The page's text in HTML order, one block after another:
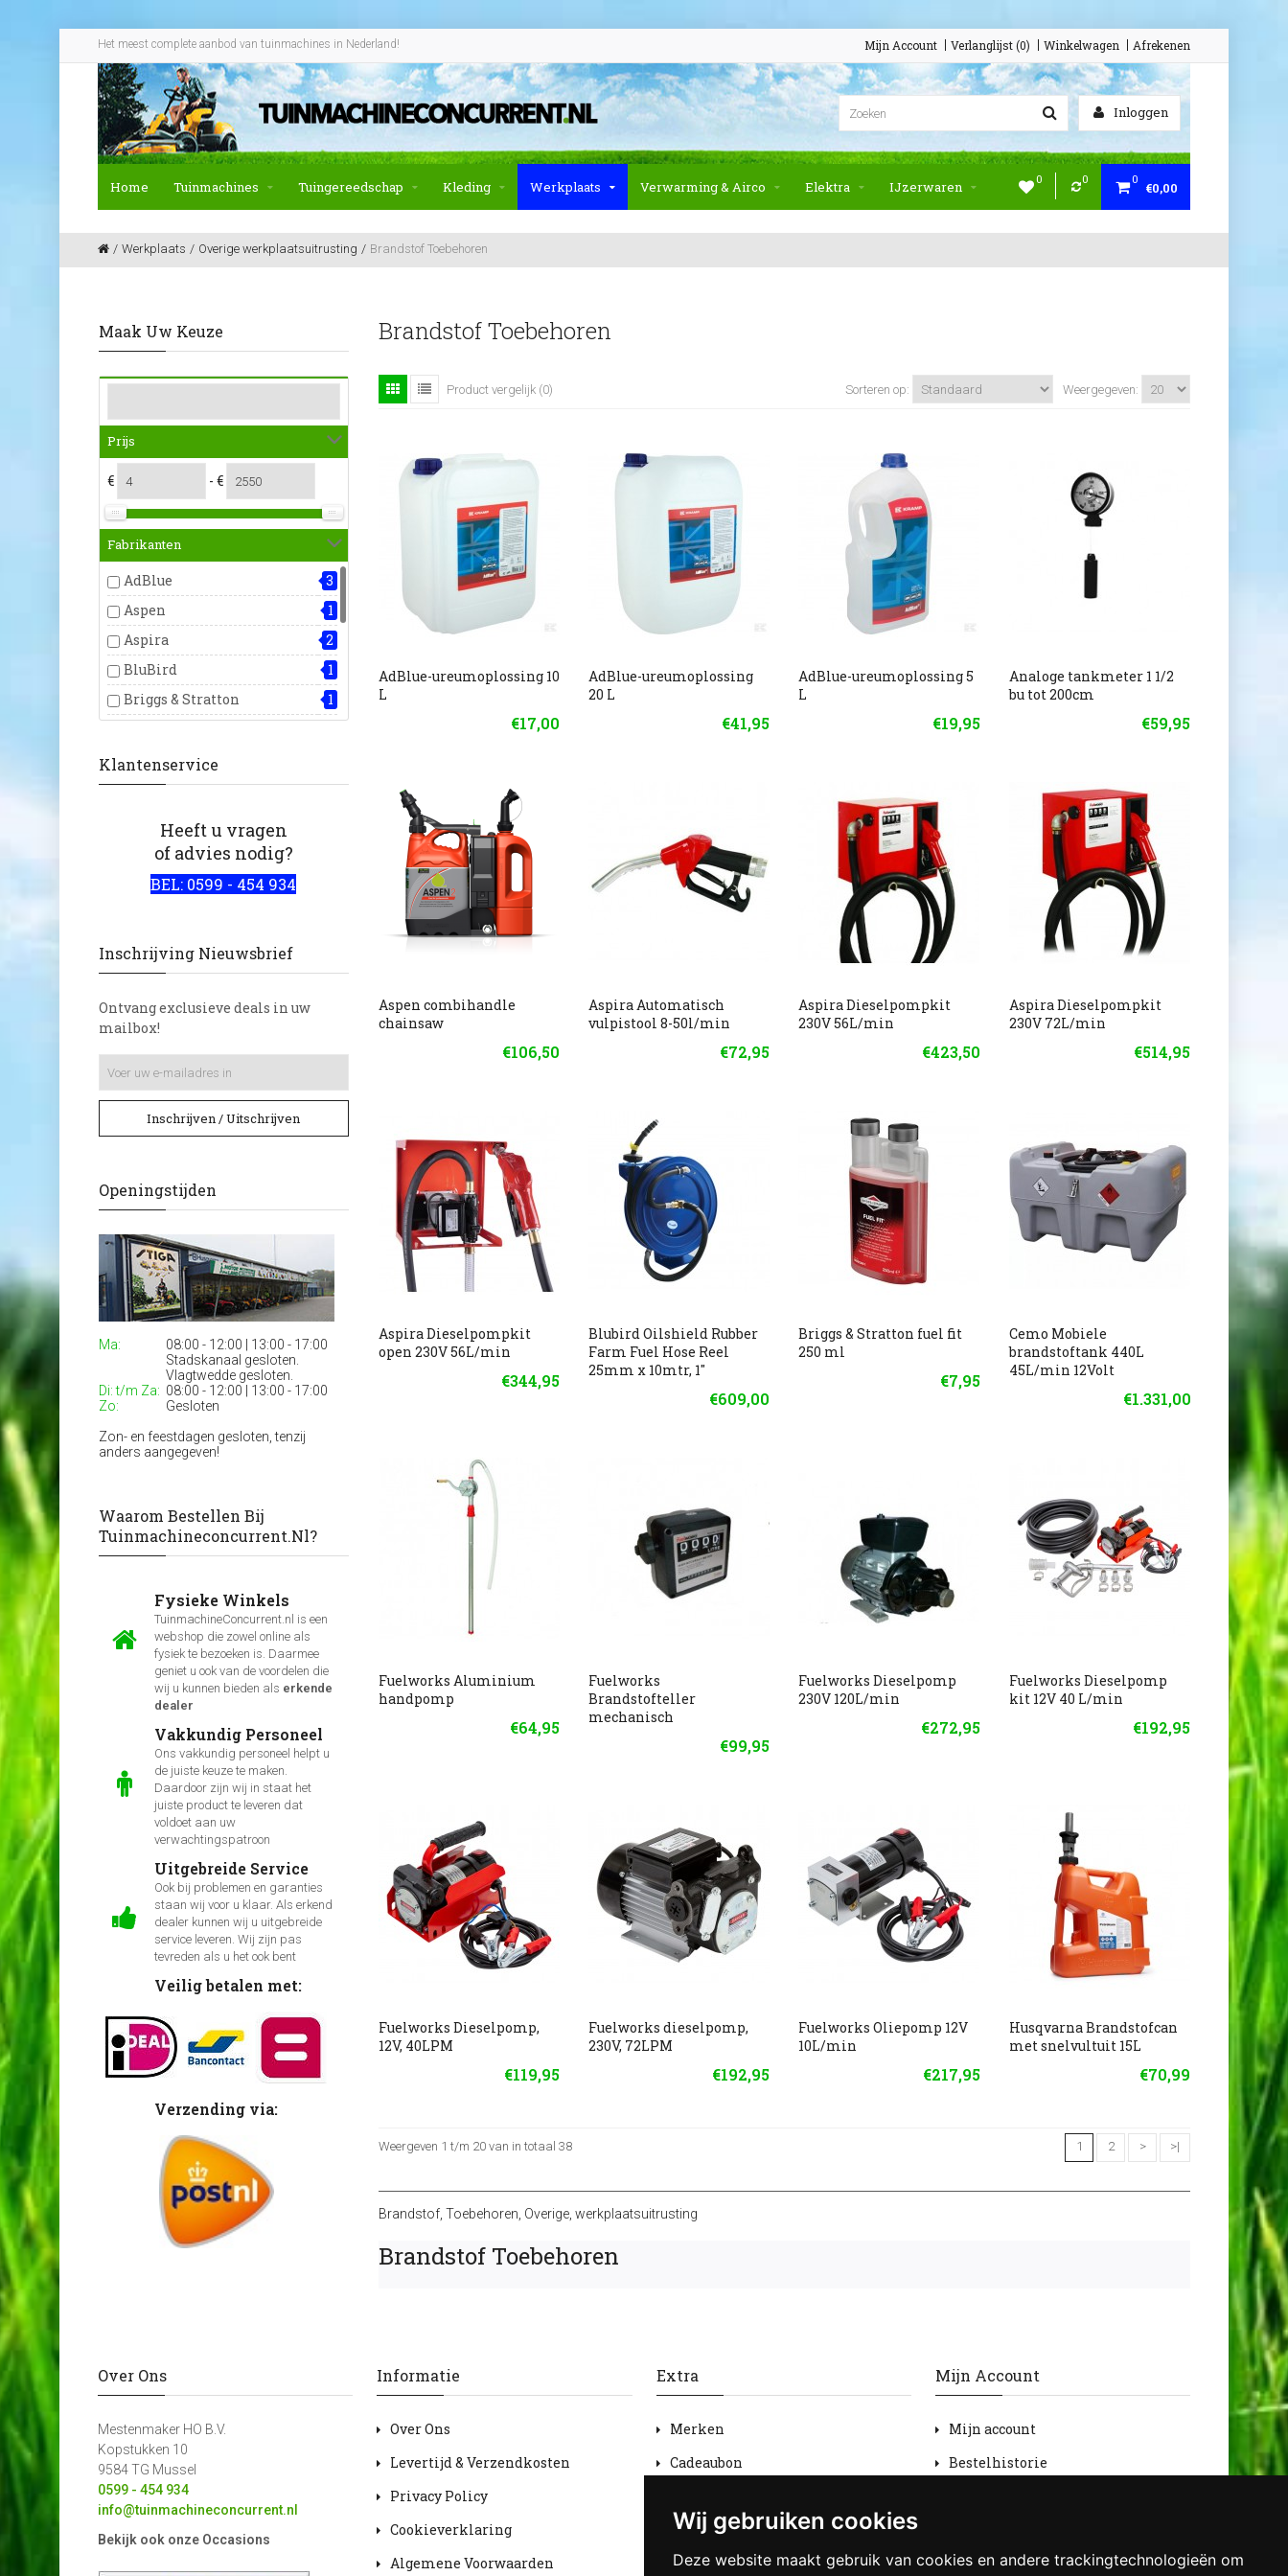
Wij gebruiken cookies
Deze website maakt gebruik van cookies en andere trackingtechnologieën om
Het meest complete aanbod van tuinmachines in Nederland! Mijn Account Verlanglijst (0) Winkelwagen Afrekenen
Inloggen
0 0 0
€0,00
Home Tuinmachines Tuingereedschap Kleding Werkplaats Verwarming & Airco Elektra IJzerwaren
Werkplaats Overige werkplaatsuitrusting Brandstof Toebehoren
Maak Uw Keuze
Prijs
€ - €
Fabrikanten
AdBlue
3
Aspen
1
Aspira
2
BluBird
1
Briggs & Stratton
1
Fuelworks
Husqvarna
6
MW Tools
NoSpill
Klantenservice
Heeft u vragen
of advies nodig?
BEL: 0599 - 454 934
Inschrijving Nieuwsbrief
Ontvang exclusieve deals in uw
mailbox!
Inschrijven / Uitschrijven
Openingstijden
Ma:
08:00 - 12:00 | 13:00 - 17:00
Stadskanaal gesloten.
Vlagtwedde gesloten.
Di: t/m Za: 08:00 - 12:00 | 13:00 - 17:00
Zo:
Gesloten
Zon- en feestdagen gesloten, tenzij
anders aangegeven!
Waarom Bestellen Bij
Tuinmachineconcurrent.nl?
Fysieke Winkels
TuinmachineConcurrent.nl is een
webshop die zowel online als
fysiek te bezoeken is. Daarmee
geniet u ook van de voordelen die
wij u kunnen bieden als erkende
dealer
Vakkundig Personeel
Ons vakkundig personeel helpt u
de juiste keuze te maken.
Daardoor zijn wij in staat het
juiste product te leveren dat
voldoet aan uw
verwachtingspatroon
Uitgebreide Service
Ook bij problemen en garanties
staan wij voor u klaar. Als erkend
dealer kunnen wij u uitgebreide
service leveren. Wij zijn pas
tevreden als u het ook bent
Veilig betalen met:
Verzending via:
Brandstof Toebehoren
Weergegeven:
Sorteren op:
Product vergelijk (0)
AdBlue-ureumoplossing 10
L
€17,00
AdBlue-ureumoplossing
20 L
€41,95
AdBlue-ureumoplossing 5
L
€19,95
Analoge tankmeter 1 1/2
bu tot 200cm
€59,95
Aspen combihandle
chainsaw
€106,50
Aspira Automatisch
vulpistool 8-50l/min
€72,95
Aspira Dieselpompkit
230V 56L/min
€423,50
Aspira Dieselpompkit
230V 72L/min
€514,95
Aspira Dieselpompkit
open 230V 56L/min
€344,95
Blubird Oilshield Rubber
Farm Fuel Hose Reel
25mm x 10mtr, 1"
€609,00
Briggs & Stratton fuel fit
250 ml
€7,95
Cemo Mobiele
brandstoftank 440L
45L/min 12Volt
€1.331,00
Fuelworks Aluminium
handpomp
€64,95
Fuelworks
Brandstofteller
mechanisch
€99,95
Fuelworks Dieselpomp
230V 120L/min
€272,95
Fuelworks Dieselpomp
kit 12V 40 L/min
€192,95
Fuelworks Dieselpomp,
12V, 40LPM
€119,95
Fuelworks dieselpomp,
230V, 72LPM
€192,95
Fuelworks Oliepomp 12V
10L/min
€217,95
Husqvarna Brandstofcan
met snelvultuit 15L
€70,99
Weergeven 1 t/m 20 van in totaal 38 1 2 > >|
Brandstof, Toebehoren Overige, werkplaatsuitrusting
Brandstof Toebehoren
Over Ons
Mestenmaker HO B.V.
Kopstukken 10
9584 TG Mussel
0599 - 454 934
info@tuinmachineconcurrent.nl
Bekijk ook onze Occasions
Informatie
Over Ons
Levertijd & Verzendkosten
Privacy Policy
Cookieverklaring
Algemene Voorwaarden
Extra
Merken
Cadeaubon
Sitemap
Mijn Account
Mijn account
Bestelhistorie
Nieuwsbrief